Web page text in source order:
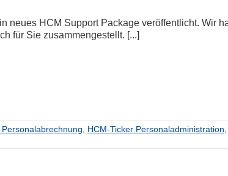
neues HCM Support Package veröffentlicht. Wir
für Sie zusammengestellt. [...]
HCM-Ticker Personaladministration